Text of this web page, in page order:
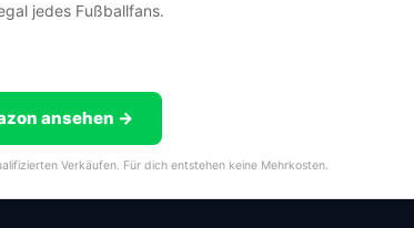
jedes Fußballfans.
ansehen →
Verkäufen. Für dich entstehen keine Mehrkosten.